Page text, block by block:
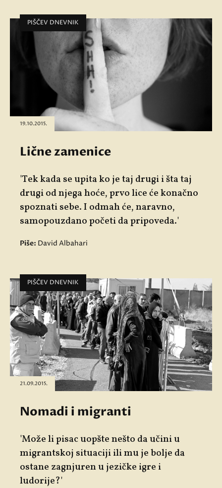
PIŠČEV DNEVNIK
19.10.2015.
Lične zamenice
'Tek kada se upita ko je taj drugi i šta taj
drugi od njega hoće, prvo lice će konačno
spoznati sebe. I odmah će, naravno,
samopouzdano početi da pripoveda.'
Piše: David Albahari
PIŠČEV DNEVNIK
21.09.2015.
Nomadi i migranti
'Može li pisac uopšte nešto da učini u
migrantskoj situaciji ili mu je bolje da
ostane zagnjuren u jezičke igre i
ludorije?'